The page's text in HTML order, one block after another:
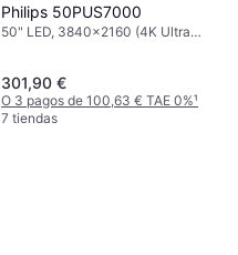
Philips 50PUS7000
50" LED, 3840x2160 (4K Ultra
301,90 €
O 3 pagos de 100,63 € TAE 0%¹
7 tiendas